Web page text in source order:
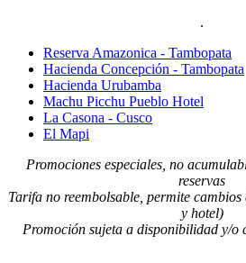
.
Reserva Amazonica - Tambopata
Hacienda Concepción - Tambopata
Hacienda Urubamba
Machu Picchu Pueblo Hotel
La Casona - Cusco
El Mapi
Promociones especiales, no
reservas
Tarifa no reembolsable, permite
y hotel)
Promoción sujeta a disponibilidad y/o